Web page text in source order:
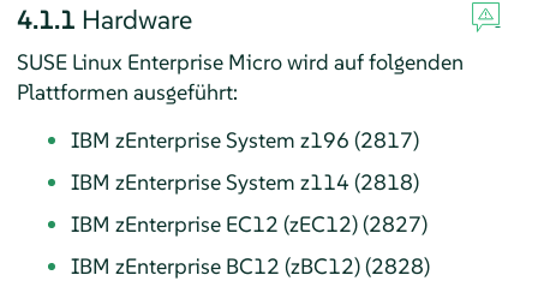
4.1.1 Hardware
SUSE Linux Enterprise Microwird auf folgenden
Plattformen ausgeführt:
IBM zEnterprise System z196 (2817)
IBM zEnterprise System z114 (2818)
IBM zEnterprise EC12 (zEC12) (2827)
IBM zEnterprise BC12 (zBC12) (2828)